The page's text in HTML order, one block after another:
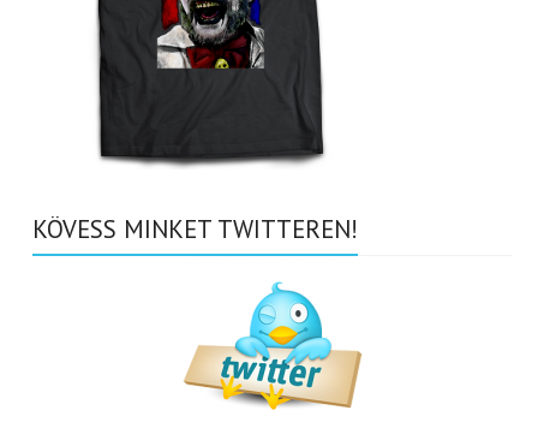
KÖVESS MINKET TWITTEREN!